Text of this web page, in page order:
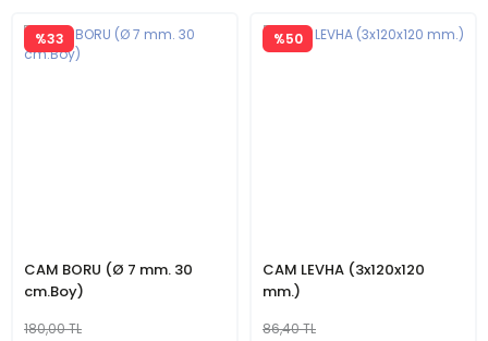
CAM BORU (Ø 7 mm. 30
cm.Boy)
%33
180,00 TL
CAM LEVHA (3x120x120
mm.)
%50
86,40 TL